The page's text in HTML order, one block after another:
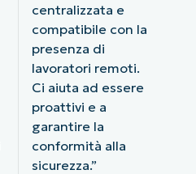
centralizzata e
compatibile con la
presenza di
lavoratori remoti.
Ci aiuta ad essere
proattivi e a
garantire la
conformità alla
sicurezza.”